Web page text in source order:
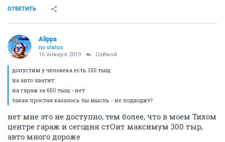
ОТВЕТИТЬ
Alippa
no status
16 января 2019 Сэймэй
допустим у человека есть 150 тыщ
на авто хватит
на гараж за 650 тыщ - нет
такая простая казалось бы мысль - не подходит?
нет мне это не доступно, тем более, что в моем Тихом
центре гараж и сегодня стОит максимум 300 тыр,
авто много дороже